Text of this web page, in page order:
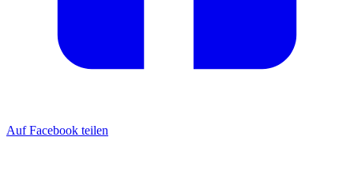
Auf Facebook teilen